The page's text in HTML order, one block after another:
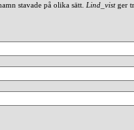
stavade på olika sätt. Lind_vistger